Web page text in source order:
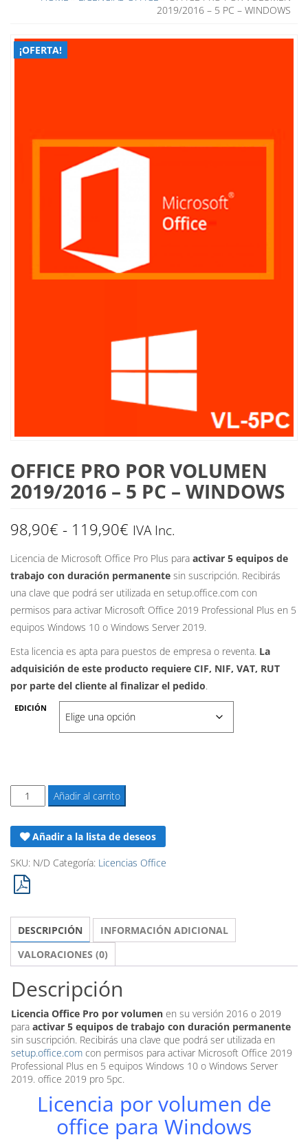
2019/2016 – 5 PC – WINDOWS
¡OFERTA!
OFFICE PRO POR VOLUMEN
2019/2016 – 5 PC – WINDOWS
98,90€ - 119,90€ Rango
de
precios:
desde
98,90€
hasta
119,90€
IVA Inc.
Licencia de Microsoft Office Pro Plus para activar 5 equipos de
trabajo con duración permanente sin suscripción. Recibirás
una clave que podrá ser utilizada en setup.office.com con
permisos para activar Microsoft Office 2019 Professional Plus en 5
equipos Windows 10 o Windows Server 2019.
Esta licencia es apta para puestos de empresa o reventa. La
adquisición de este producto requiere CIF, NIF, VAT, RUT
por parte del cliente al finalizar el pedido.
EDICIÓN
Office
Pro
por
volumen
2019/2016
5
PC
Windows
cantidad
Añadir al carrito
Añadir a la lista de deseos
SKU: N/D Categoría: Licencias Office
DESCRIPCIÓN
INFORMACIÓN ADICIONAL
VALORACIONES (0)
Descripción
Licencia Office Pro por volumen en su versión 2016 o 2019
para activar 5 equipos de trabajo con duración permanente
sin suscripción. Recibirás una clave que podrá ser utilizada en
setup.office.com con permisos para activar Microsoft Office 2019
Professional Plus en 5 equipos Windows 10 o Windows Server
2019. office 2019 pro 5pc.
Licencia por volumen de
office para Windows